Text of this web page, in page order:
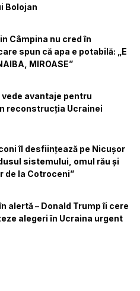
Bolojan
Câmpina nu cred în
spun că apa e potabilă: „E
MIROASE”
vede avantaje pentru
reconstrucția Ucrainei
îl desființează pe Nicușor
sistemului, omul rău și
de la Cotroceni”
alertă – Donald Trump îi cere
alegeri în Ucraina urgent